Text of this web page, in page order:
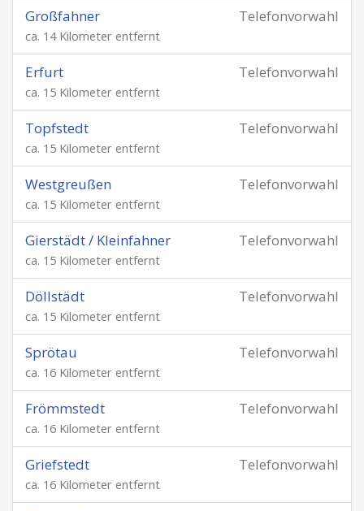
Telefonvorwahl
Großfahner
ca. 14 Kilometer entfernt
Telefonvorwahl
Erfurt
ca. 15 Kilometer entfernt
Telefonvorwahl
Topfstedt
ca. 15 Kilometer entfernt
Telefonvorwahl
Westgreußen
ca. 15 Kilometer entfernt
Telefonvorwahl
Gierstädt / Kleinfahner
ca. 15 Kilometer entfernt
Telefonvorwahl
Döllstädt
ca. 15 Kilometer entfernt
Telefonvorwahl
Sprötau
ca. 16 Kilometer entfernt
Telefonvorwahl
Frömmstedt
ca. 16 Kilometer entfernt
Telefonvorwahl
Griefstedt
ca. 16 Kilometer entfernt